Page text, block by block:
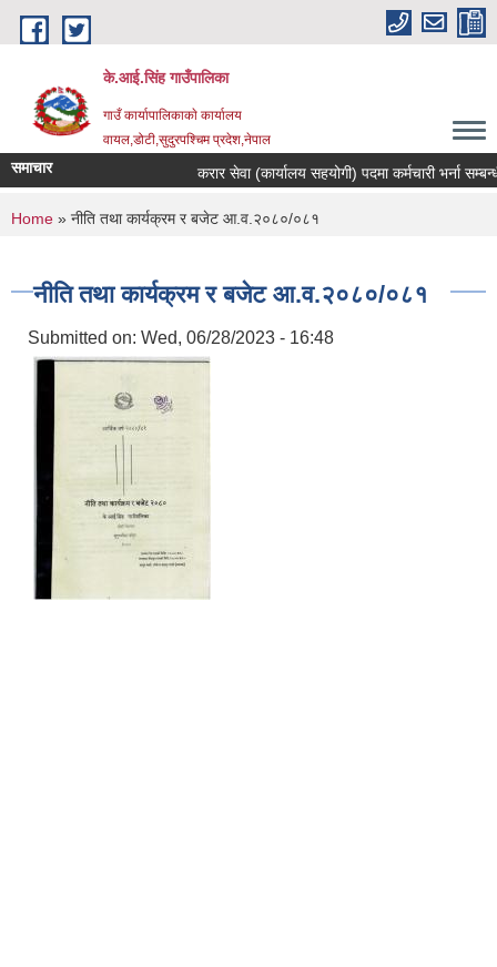
Skip to main content
के.आई.सिंह गाउँपालिका
गाउँ कार्यापालिकाकाे कार्यालय
वायल,डोटी,सुदुरपश्चिम प्रदेश,नेपाल
समाचार करार सेवा (कार्यालय सहयोगी) पदमा कर्मचारी भर्ना
You are here
Home » नीति तथा कार्यक्रम र बजेट आ.व.२०८०/०८१
नीति तथा कार्यक्रम र बजेट आ.व.२०८०/०८१
Submitted on: Wed, 06/28/2023 - 16:48